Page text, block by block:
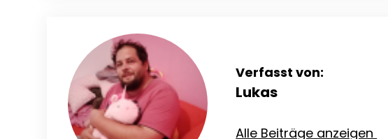
Verfasst von:
Lukas
Alle Beiträge anzeigen